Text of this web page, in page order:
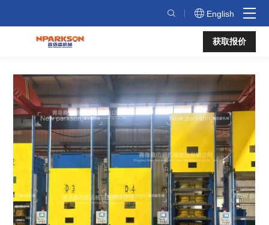
板
硫
化
机
English
获取报价